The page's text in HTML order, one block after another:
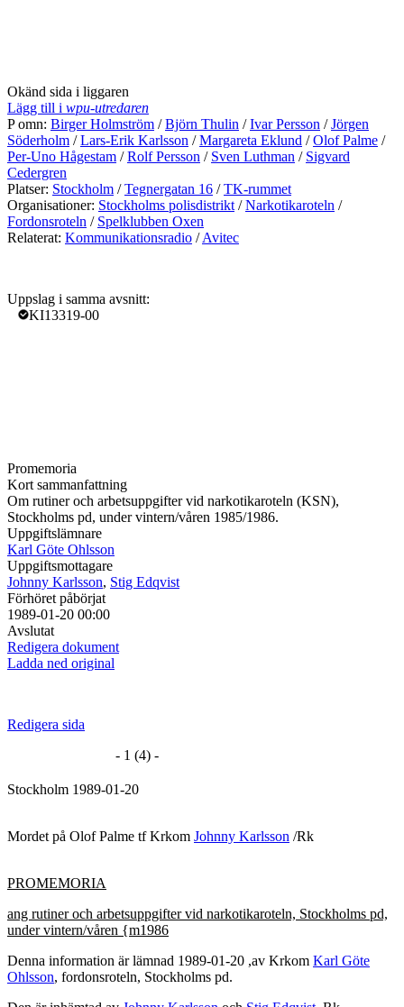
Okänd sida i liggaren
Lägg till i wpu-utredaren
P omn: Birger Holmström /Björn Thulin /Ivar Persson /Jörgen
Söderholm /Lars-Erik Karlsson /Margareta Eklund /Olof Palme /
Per-Uno Hågestam /Rolf Persson / Sven Luthman / Sigvard
Cedergren
Platser: Stockholm /Tegnergatan 16 /TK-rummet
Organisationer: Stockholms polisdistrikt /Narkotikaroteln /
Fordonsroteln / Spelklubben Oxen
Relaterat: Kommunikationsradio /Avitec
Uppslag i samma avsnitt:
KI13319-00
Promemoria
Kort sammanfattning
Om rutiner och arbetsuppgifter vid narkotikaroteln (KSN),
Stockholms pd, under vintern/våren 1985/1986.
Uppgiftslämnare
Karl Göte Ohlsson
Uppgiftsmottagare
Johnny Karlsson, Stig Edqvist
Förhöret påbörjat
1989-01-20 00:00
Avslutat
Redigera dokument
Ladda ned original
Redigera sida
- 1 (4) -
Stockholm 1989-01-20
Mordet på Olof Palme tf Krkom Johnny Karlsson /Rk
PROMEMORIA
ang rutiner och arbetsuppgifter vid narkotikaroteln, Stockholms pd,
under vintern/våren {m1986
Denna information är lämnad 1989-01-20 ,av Krkom Karl Göte
Ohlsson, fordonsroteln, Stockholms pd.